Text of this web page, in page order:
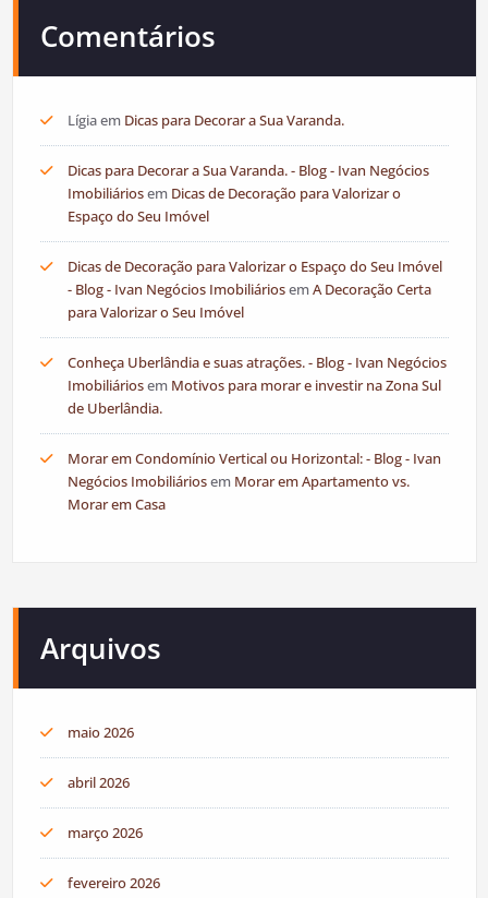
Comentários
Lígiaem Dicas para Decorar a Sua Varanda.
Dicas para Decorar a Sua Varanda. - Blog - Ivan Negócios
Imobiliáriosem Dicas de Decoração para Valorizar o
Espaço do Seu Imóvel
Dicas de Decoração para Valorizar o Espaço do Seu Imóvel
- Blog - Ivan Negócios ImobiliáriosemA Decoração Certa
para Valorizar o Seu Imóvel
Conheça Uberlândia e suas atrações. - Blog - Ivan Negócios
Imobiliáriosem Motivos para morar e investir na Zona Sul
de Uberlândia.
Morar em Condomínio Vertical ou Horizontal: - Blog - Ivan
Negócios Imobiliáriosem Morar em Apartamento vs.
Morar em Casa
Arquivos
maio 2026
abril 2026
março 2026
fevereiro 2026